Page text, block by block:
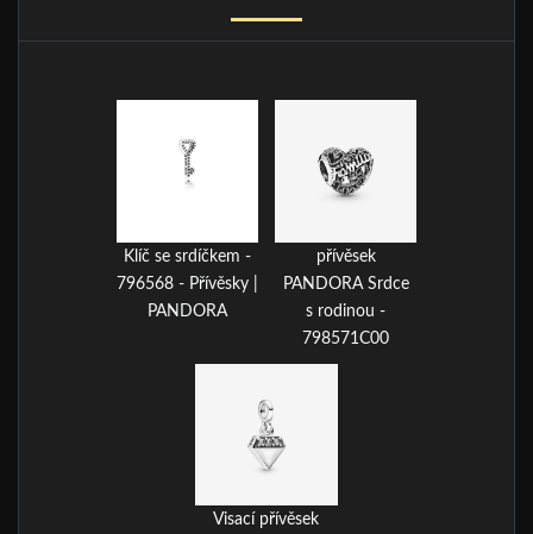
Klíč se srdíčkem -
796568 - Přívěsky |
PANDORA
přívěsek
PANDORA Srdce
s rodinou -
798571C00
Visací přívěsek